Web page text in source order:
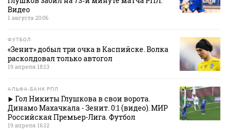
Видео
1 августа 20:06
ФУТБОЛ
«Зенит» добыл три очка в Каспийске. Волка
расколдовал только автогол
19 апреля 18:13
АЛЬФА-БАНК РПЛ
Гол Никиты Глушкова в свои ворота.
Динамо Махачкала - Зенит. 0:1 (видео). МИР
Российская Премьер-Лига. Футбол
19 апреля 16:12